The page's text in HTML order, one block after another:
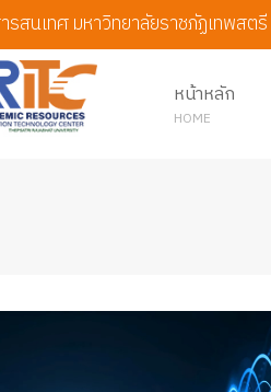
รสนเทศ มหาวิทยาลัยราชภัฏเทพสตรี
หน้าหลัก
HOME